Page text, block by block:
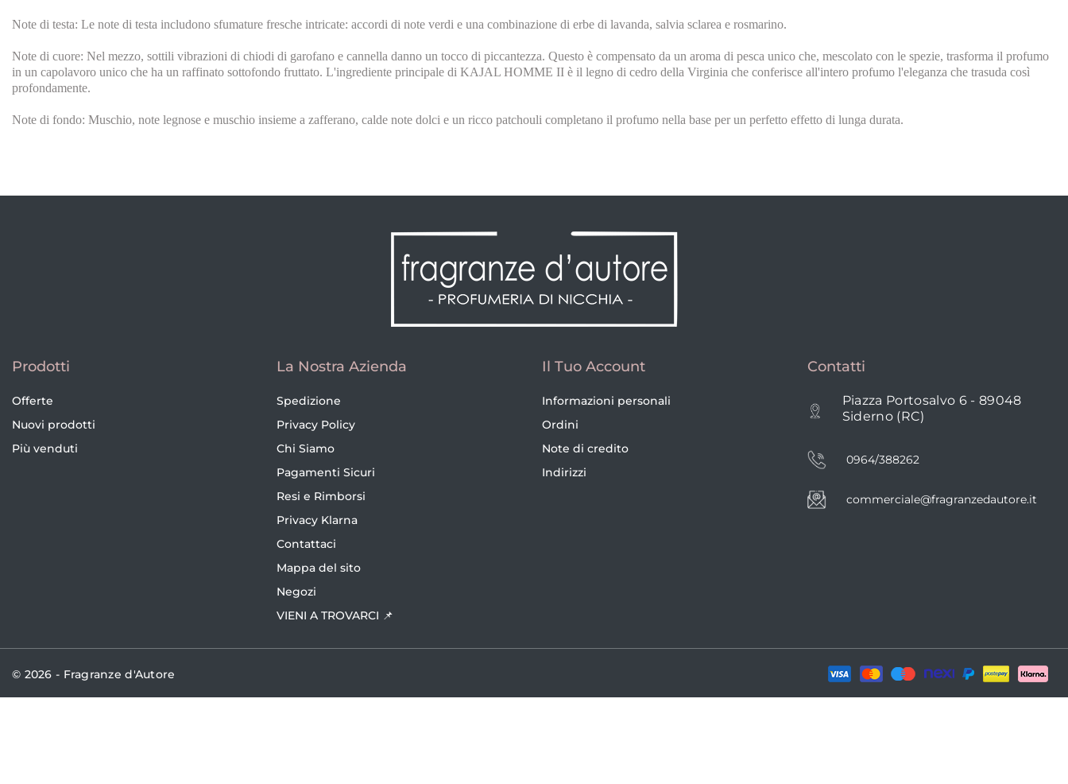
Note di testa: Le note di testa includono sfumature fresche intricate: accordi di note verdi e una combinazione di erbe di lavanda, salvia sclarea e rosmarino.
Note di cuore: Nel mezzo, sottili vibrazioni di chiodi di garofano e cannella danno un tocco di piccantezza. Questo è compensato da un aroma di pesca unico che, mescolato con le spezie, trasforma il profumo
in un capolavoro unico che ha un raffinato sottofondo fruttato. L'ingrediente principale di KAJAL HOMME II è il legno di cedro della Virginia che conferisce all'intero profumo l'eleganza che trasuda così
profondamente.
Note di fondo: Muschio, note legnose e muschio insieme a zafferano, calde note dolci e un ricco patchouli completano il profumo nella base per un perfetto effetto di lunga durata.
Prodotti
Offerte
Nuovi prodotti
Più venduti
La Nostra Azienda
Spedizione
Privacy Policy
Chi Siamo
Pagamenti Sicuri
Resi e Rimborsi
Privacy Klarna
Contattaci
Mappa del sito
Negozi
VIENI A TROVARCI 📌
Il Tuo Account
Informazioni personali
Ordini
Note di credito
Indirizzi
Contatti
Piazza Portosalvo 6 - 89048
Siderno (RC)
0964/388262
commerciale@fragranzedautore.it
© 2026 - Fragranze d'Autore